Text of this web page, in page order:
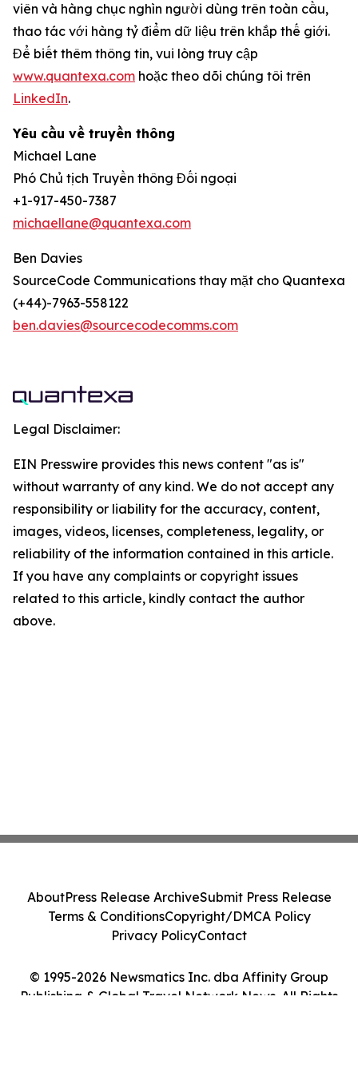
viên và hàng chục nghìn người dùng trên toàn cầu,
thao tác với hàng tỷ điểm dữ liệu trên khắp thế giới.
Để biết thêm thông tin, vui lòng truy cập
www.quantexa.com hoặc theo dõi chúng tôi trên
LinkedIn.
Yêu cầu về truyền thông
Michael Lane
Phó Chủ tịch Truyền thông Đối ngoại
+1-917-450-7387
michaellane@quantexa.com
Ben Davies
SourceCode Communications thay mặt cho Quantexa
(+44)-7963-558122
ben.davies@sourcecodecomms.com
Legal Disclaimer:
EIN Presswire provides this news content "as is"
without warranty of any kind. We do not accept any
responsibility or liability for the accuracy, content,
images, videos, licenses, completeness, legality, or
reliability of the information contained in this article.
If you have any complaints or copyright issues
related to this article, kindly contact the author
above.
© 1995-2026 Newsmatics Inc. dba Affinity Group
Publishing & Global Travel Network News. All Rights
AboutPress Release ArchiveSubmit Press Release
Terms & ConditionsCopyright/DMCA Policy
Privacy PolicyContact